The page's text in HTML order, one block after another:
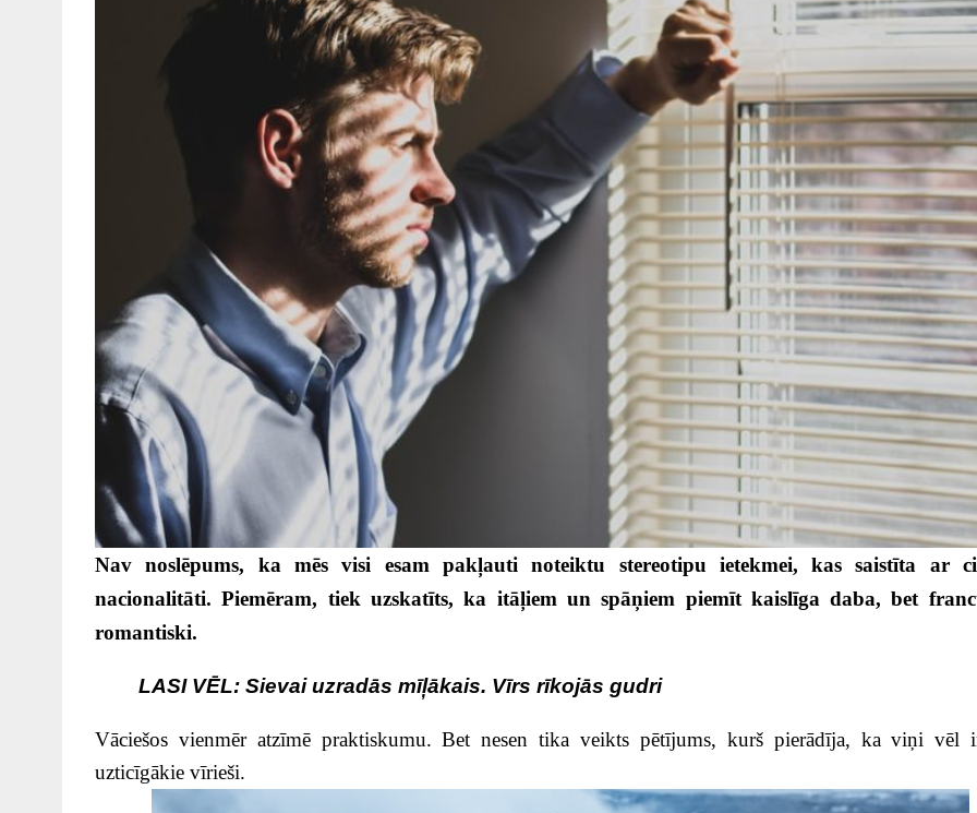
Nav noslēpums, ka mēs visi esam pakļauti noteiktu stereotipu ietekmei, kas saistīta ar
nacionalitāti. Piemēram, tiek uzskatīts, ka itāļiem un spāņiem piemīt kaislīga daba, bet
romantiski.
LASI VĒL: Sievai uzradās mīļākais. Vīrs rīkojās gudri
Vāciešos vienmēr atzīmē praktiskumu. Bet nesen tika veikts pētījums, kurš pierādīja, ka viņi vēl
uzticīgākie vīrieši.